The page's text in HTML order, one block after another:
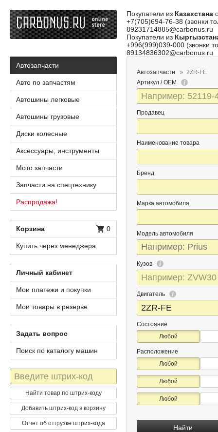
Покупатели из Казахстана
+7(705)694-76-38 (звонки
89231714885@carbonus.ru
Покупатели из
+996(999)039-000 (звонки
89134836302@carbonus.ru
Автозапчасти
2ZR-FE
Артикул / OEM
Продавец
Наименование товара
Бренд
Марка автомобиля
Модель автомобиля
Кузов
Двигатель
Состояние
Любой
Расположение
Любой
Любой
Любой
Найти
Автозапчасти
Авто по запчастям
Автошины легковые
Автошины грузовые
Диски колесные
Аксессуары, инструменты
Мото запчасти
Запчасти на спецтехнику
Распродажа!
Корзина 0
Купить через менеджера
Личный кабинет
Мои платежи и покупки
Мои товары в резерве
Задать вопрос
Поиск по каталогу машин
Штрих-
код
Найти товар по штрих-коду
Добавить штрих-код в корзину
Отчет об отгрузке штрих-кода